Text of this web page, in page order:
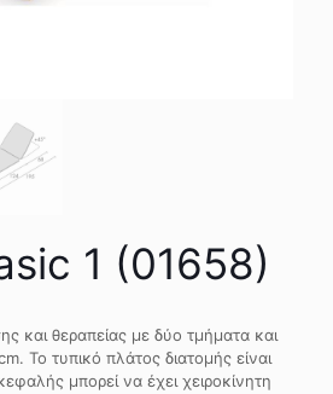
1 (01658)
και θεραπείας με δύο τμήματα και
Το τυπικό πλάτος διατομής είναι
μπορεί να έχει χειροκίνητη